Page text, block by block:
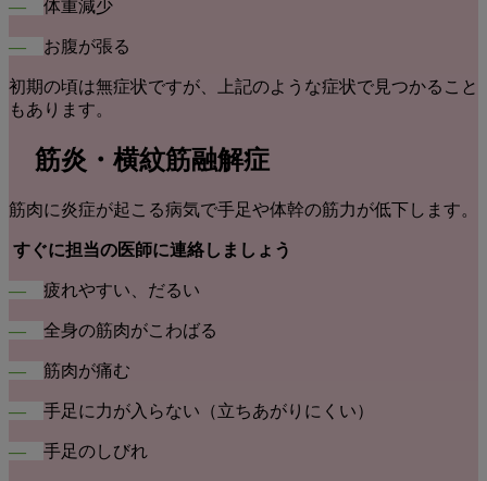
― 体重減少
― お腹が張る
初期の頃は無症状ですが、上記のような症状で見つかること
もあります。
筋炎・横紋筋融解症
筋肉に炎症が起こる病気で手足や体幹の筋力が低下します。
すぐに担当の医師に連絡しましょう
― 疲れやすい、だるい
― 全身の筋肉がこわばる
― 筋肉が痛む
― 手足に力が入らない（立ちあがりにくい）
― 手足のしびれ